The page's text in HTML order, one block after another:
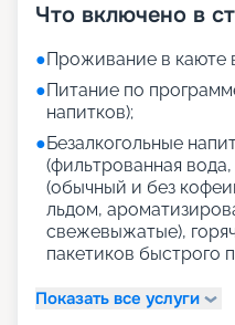
Что включено в
●Проживание в каюте
●Питание по
напитков);
●Безалкогольные
(фильтрованная
(обычный и без
льдом,
свежевыжатые),
пакетиков быстрого
Показать все услуги